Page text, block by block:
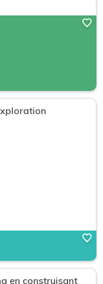
en construisant